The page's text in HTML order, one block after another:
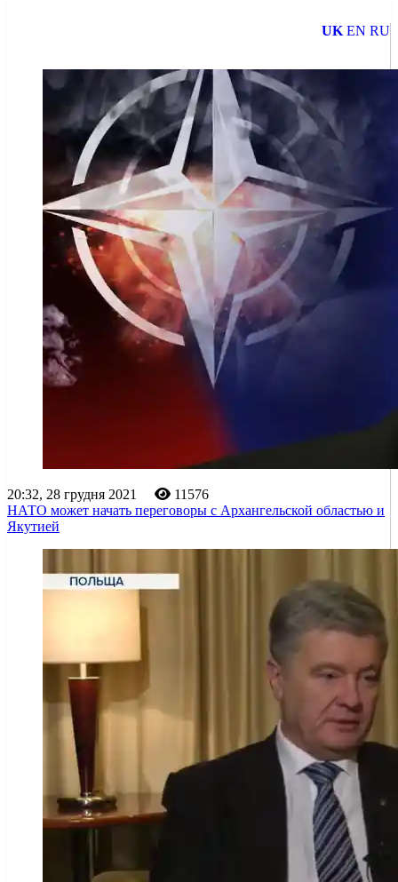
UK EN RU
20:32, 28 грудня 2021
11576
НАТО может начать переговоры с Архангельской областью и
Якутией